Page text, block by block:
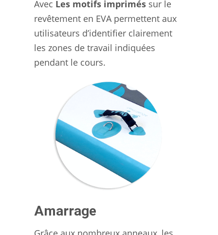
Avec Les motifs imprimés sur le
revêtement en EVA permettent aux
utilisateurs d’identifier clairement
les zones de travail indiquées
pendant le cours.
Amarrage